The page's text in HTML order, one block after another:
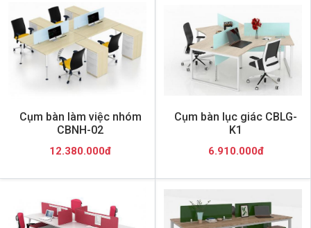
Cụm bàn làm việc nhóm
CBNH-02
12.380.000đ
Cụm bàn lục giác CBLG-
K1
6.910.000đ